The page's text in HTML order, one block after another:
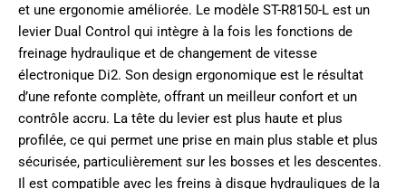
et une ergonomie améliorée. Le modèle ST-R8150-L est un
levier Dual Control qui intègre à la fois les fonctions de
freinage hydraulique et de changement de vitesse
électronique Di2. Son design ergonomique est le résultat
d’une refonte complète, offrant un meilleur confort et un
contrôle accru. La tête du levier est plus haute et plus
profilée, ce qui permet une prise en main plus stable et plus
sécurisée, particulièrement sur les bosses et les descentes.
Il est compatible avec les freins à disque hydrauliques de la